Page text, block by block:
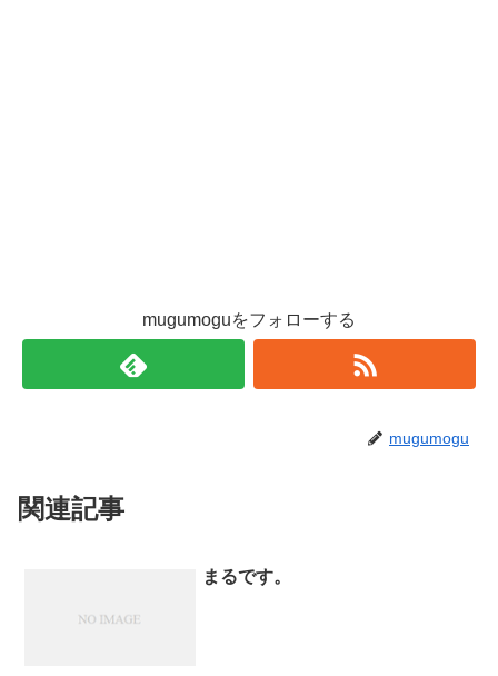
mugumoguをフォローする
mugumogu
関連記事
まるです。